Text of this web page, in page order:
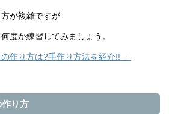
が複雑ですが
度か練習してみましょう。
作り方は?手作り方法を紹介!! 」
り方